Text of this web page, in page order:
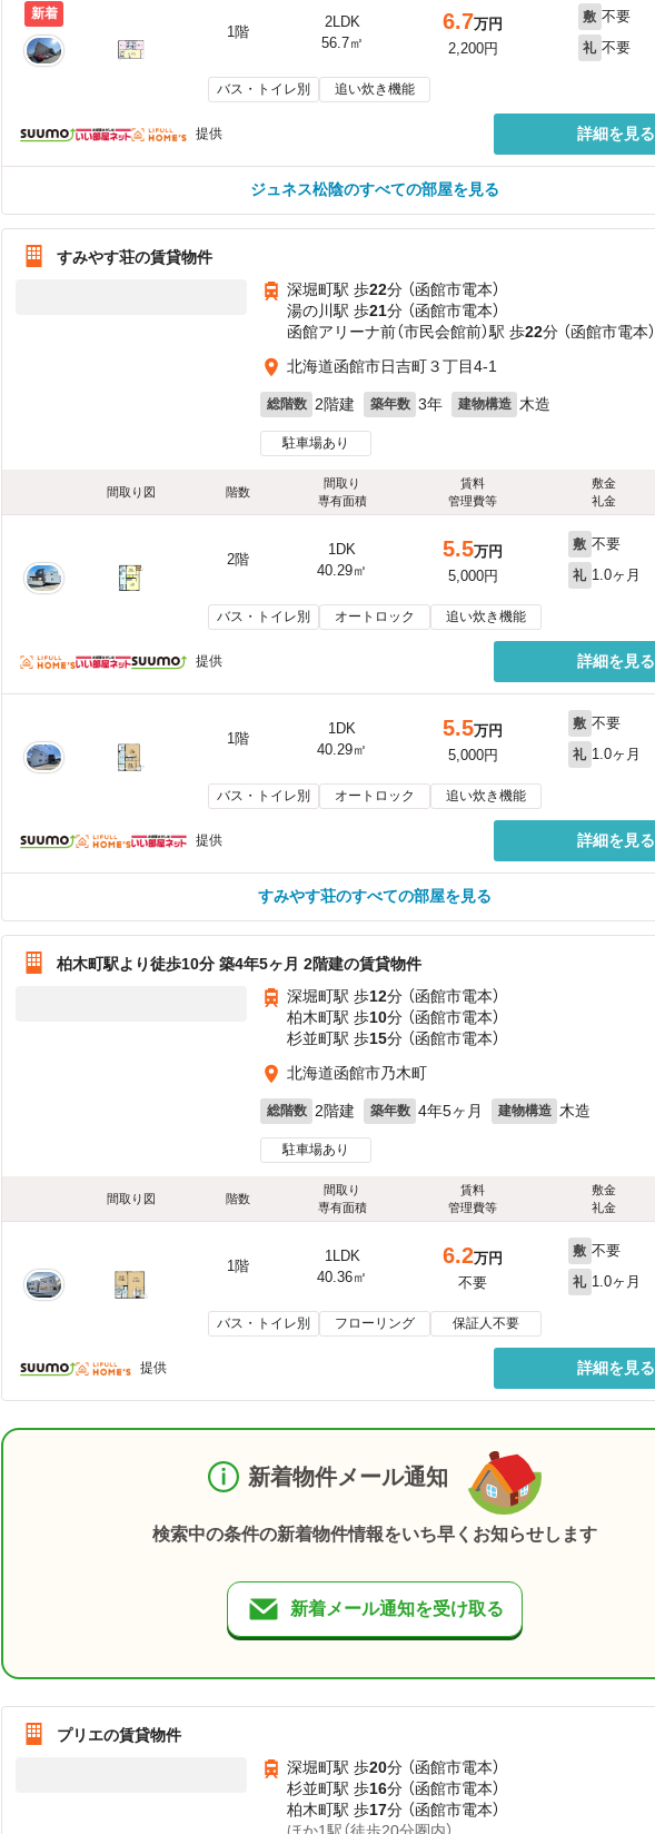
新着
1階
2LDK
56.7㎡
6.7万円
2,200円
敷 不要
礼 不要
バス・トイレ別 追い炊き機能
提供 詳細を見る
ジュネス松陰のすべての部屋を見る
すみやす荘の賃貸物件
深堀町駅 歩22分 （函館市電本）
湯の川駅 歩21分 （函館市電本）
函館アリーナ前（市民会館前）駅 歩22分 （函館市電本）
北海道函館市日吉町３丁目4-1
総階数 2階建 築年数 3年 建物構造 木造
駐車場あり
間取り図 階数
間取り
専有面積
賃料
管理費等
敷金
礼金
2階
1DK
40.29㎡
5.5万円
5,000円
敷 不要
礼 1.0ヶ月
バス・トイレ別 オートロック 追い炊き機能
提供 詳細を見る
1階
1DK
40.29㎡
5.5万円
5,000円
敷 不要
礼 1.0ヶ月
バス・トイレ別 オートロック 追い炊き機能
提供 詳細を見る
すみやす荘のすべての部屋を見る
柏木町駅より徒歩10分 築4年5ヶ月 2階建の賃貸物件
深堀町駅 歩12分 （函館市電本）
柏木町駅 歩10分 （函館市電本）
杉並町駅 歩15分 （函館市電本）
北海道函館市乃木町
総階数 2階建 築年数 4年5ヶ月 建物構造 木造
駐車場あり
間取り図 階数
間取り
専有面積
賃料
管理費等
敷金
礼金
1階
1LDK
40.36㎡
6.2万円
不要
敷 不要
礼 1.0ヶ月
バス・トイレ別 フローリング 保証人不要
提供 詳細を見る
新着物件メール通知
検索中の条件の新着物件情報をいち早くお知らせします
新着メール通知を受け取る
プリエの賃貸物件
深堀町駅 歩20分 （函館市電本）
杉並町駅 歩16分 （函館市電本）
柏木町駅 歩17分 （函館市電本）
ほか1駅（徒歩20分圏内）